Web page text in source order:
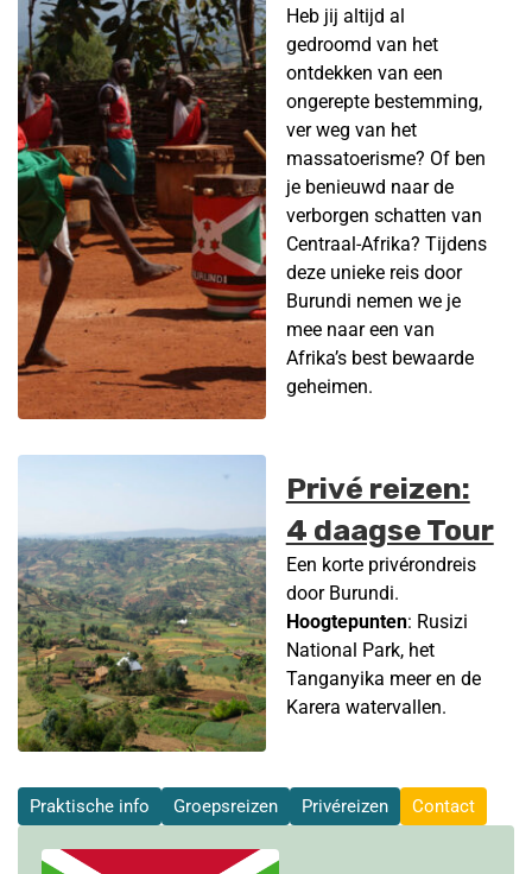
Heb jij altijd al
gedroomd van het
ontdekken van een
ongerepte bestemming,
ver weg van het
massatoerisme? Of ben
je benieuwd naar de
verborgen schatten van
Centraal-Afrika? Tijdens
deze unieke reis door
Burundi nemen we je
mee naar een van
Afrika’s best bewaarde
geheimen.
Privé reizen:
4 daagse Tour
Een korte privérondreis
door Burundi.
Hoogtepunten: Rusizi
National Park, het
Tanganyika meer en de
Karera watervallen.
Praktische info Groepsreizen Privéreizen Contact